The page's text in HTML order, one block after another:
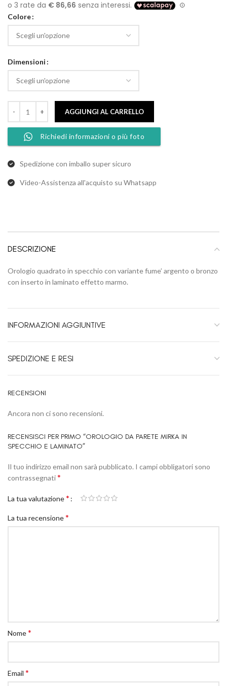
prezzo:
260,00 €
Colore
Dimensioni
AGGIUNGI AL CARRELLO
Richiedi informazioni o più foto
Spedizione con imballo super sicuro
Video-Assistenza all'acquisto su Whatsapp
DESCRIZIONE
Orologio quadrato in specchio con variante fume’ argento o bronzo
con inserto in laminato effetto marmo.
INFORMAZIONI AGGIUNTIVE
SPEDIZIONE E RESI
RECENSIONI
Ancora non ci sono recensioni.
RECENSISCI PER PRIMO “OROLOGIO DA PARETE MIRKA IN
SPECCHIO E LAMINATO”
Il tuo indirizzo email non sarà pubblicato. I campi obbligatori sono
contrassegnati*
La tua valutazione*
La tua recensione*
Nome*
Email *